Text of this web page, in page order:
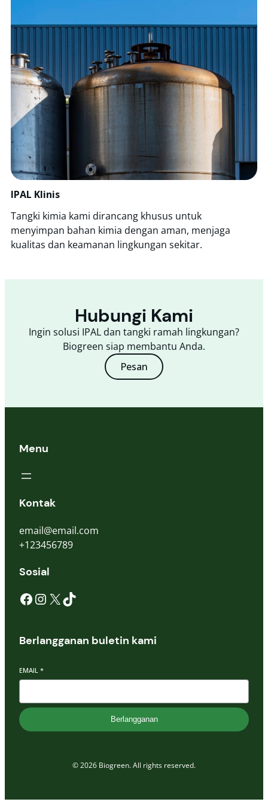
IPAL Klinis
Tangki kimia kami dirancang khusus untuk
menyimpan bahan kimia dengan aman, menjaga
kualitas dan keamanan lingkungan sekitar.
Hubungi Kami
Ingin solusi IPAL dan tangki ramah lingkungan?
Biogreen siap membantu Anda.
Pesan
Menu
Kontak
email@email.com
+123456789
Sosial
Berlangganan buletin kami
EMAIL *
Berlangganan
© 2026 Biogreen. All rights reserved.